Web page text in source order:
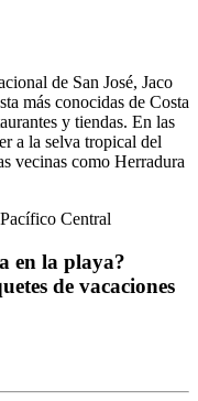
de San José, Jaco
más conocidas de Costa
y tiendas. En las
a la selva tropical del
vecinas como Herradura
Central
en la playa?
de vacaciones